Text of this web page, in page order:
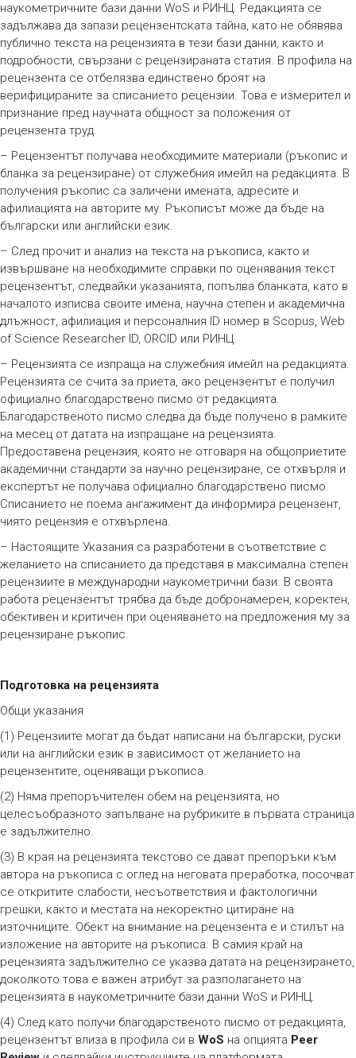
наукометричните бази данни WoS и РИНЦ. Редакцията се
задължава да запази рецензентската тайна, като не обявява
публично текста на рецензията в тези бази данни, както и
подробности, свързани с рецензираната статия. В профила на
рецензента се отбелязва единствено броят на
верифицираните за списанието рецензии. Това е измерител и
признание пред научната общност за положения от
рецензента труд.
– Рецензентът получава необходимите материали (ръкопис и
бланка за рецензиране) от служебния имейл на редакцията. В
получения ръкопис са заличени имената, адресите и
афилиацията на авторите му. Ръкописът може да бъде на
български или английски език.
– След прочит и анализ на текста на ръкописа, както и
извършване на необходимите справки по оценявания текст
рецензентът, следвайки указанията, попълва бланката, като в
началото изписва своите имена, научна степен и академична
длъжност, афилиация и персоналния ID номер в Scopus, Web
of Science Researcher ID, ORCID или РИНЦ.
– Рецензията се изпраща на служебния имейл на редакцията.
Рецензията се счита за приета, ако рецензентът е получил
официално благодарствено писмо от редакцията.
Благодарственото писмо следва да бъде получено в рамките
на месец от датата на изпращане на рецензията.
Предоставена рецензия, която не отговаря на общоприетите
академични стандарти за научно рецензиране, се отхвърля и
експертът не получава официално благодарствено писмо.
Списанието не поема ангажимент да информира рецензент,
чиято рецензия е отхвърлена.
– Настоящите Указания са разработени в съответствие с
желанието на списанието да представя в максимална степен
рецензиите в международни наукометрични бази. В своята
работа рецензентът трябва да бъде добронамерен, коректен,
обективен и критичен при оценяването на предложения му за
рецензиране ръкопис.
Подготовка на рецензията
Общи указания
(1) Рецензиите могат да бъдат написани на български, руски
или на английски език в зависимост от желанието на
рецензентите, оценяващи ръкописа.
(2) Няма препоръчителен обем на рецензията, но
целесъобразното запълване на рубриките в първата страница
е задължително.
(3) В края на рецензията текстово се дават препоръки към
автора на ръкописа с оглед на неговата преработка, посочват
се откритите слабости, несъответствия и фактологични
грешки, както и местата на некоректно цитиране на
източниците. Обект на внимание на рецензента е и стилът на
изложение на авторите на ръкописа. В самия край на
рецензията задължително се указва датата на рецензирането,
доколкото това е важен атрибут за разполагането на
рецензията в наукометричните бази данни WoS и РИНЦ.
(4) След като получи благодарственото писмо от редакцията,
рецензентът влиза в профила си в WoS на опцията Peer